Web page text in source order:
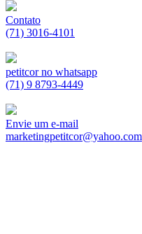
Contato
(71) 3016-4101
petitcor no whatsapp
(71) 9 8793-4449
Envie um e-mail
marketingpetitcor@yahoo.com